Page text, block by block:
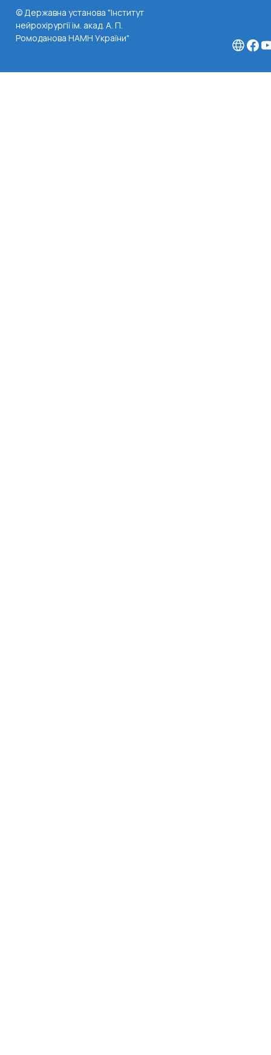
© Державна установа "Інститут
нейрохірургії ім. акад. А. П.
Ромоданова НАМН України"